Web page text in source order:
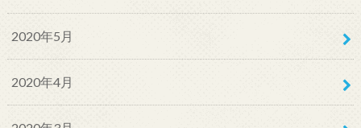
2020年5月
2020年4月